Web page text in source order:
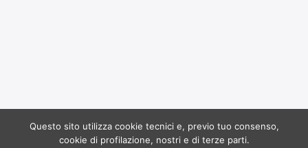
Copyright 2017Ruffoliall rights reserved. Powered by
Dinamo
Questo sito utilizza cookie tecnici e, previo tuo consenso,
cookie di profilazione, nostri e di terze parti.